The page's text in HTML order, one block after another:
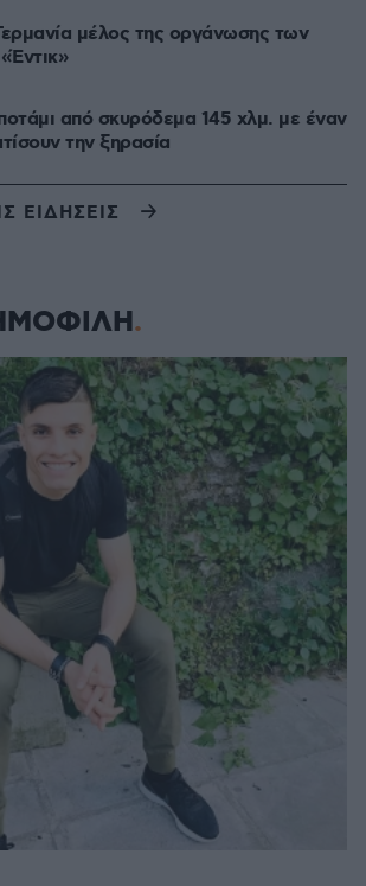
μέλος της οργάνωσης των
από σκυρόδεμα 145 χλμ. με έναν
την ξηρασία
ΕΙΔΗΣΕΙΣ